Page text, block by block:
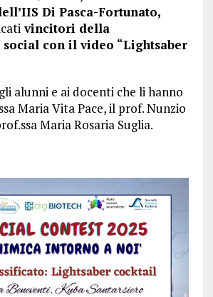
Di Pasca-Fortunato,
vincitori della
con il video “Lightsaber
alunni e ai docenti che li hanno
Maria Vita Pace, il prof. Nunzio
Maria Rosaria Suglia.